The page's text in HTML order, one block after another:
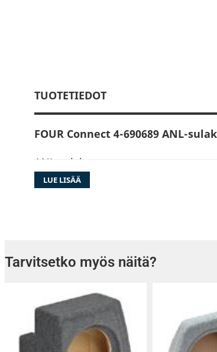
TUOTETIEDOT
FOUR Connect 4-690689 ANL-
ANL-sulake
Rhodium-pinnoitettu
300A
LUE LISÄÄ
Tarvitsetko myös näitä?